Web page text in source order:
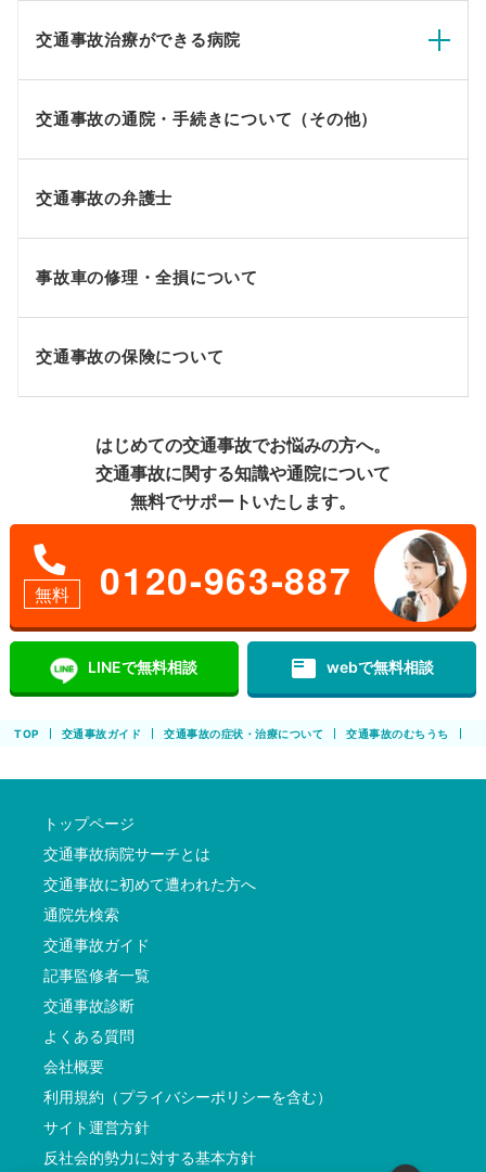
交通事故治療ができる病院
交通事故の通院・手続きについて（その他）
交通事故の弁護士
事故車の修理・全損について
交通事故の保険について
はじめての交通事故でお悩みの方へ。
交通事故に関する知識や通院について
無料でサポートいたします。
無料 0120-963-887
LINEで無料相談 featured_play_list webで無料相談
TOP 交通事故ガイド 交通事故の症状・治療について 交通事故のむちうち
トップページ
交通事故病院サーチとは
交通事故に初めて遭われた方へ
通院先検索
交通事故ガイド
記事監修者一覧
交通事故診断
よくある質問
会社概要
利用規約（プライバシーポリシーを含む）
サイト運営方針
反社会的勢力に対する基本方針